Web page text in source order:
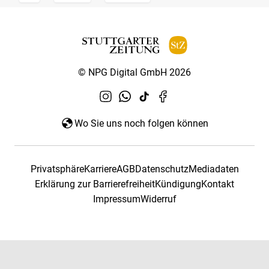
© NPG Digital GmbH 2026
Wo Sie uns noch folgen können
PrivatsphäreKarriereAGBDatenschutzMediadaten
Erklärung zur BarrierefreiheitKündigungKontakt
ImpressumWiderruf